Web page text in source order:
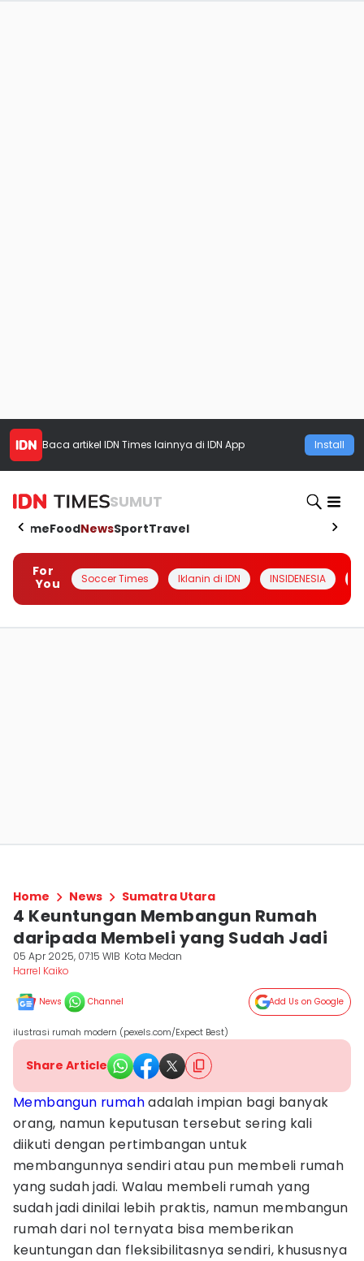
Baca artikel IDN Times lainnya di IDN App Install
SUMUT
HomeFoodNewsSportTravel
For
You
Soccer Times Iklanin di IDN INSIDENESIA
Home News Sumatra Utara
4 Keuntungan Membangun Rumah
daripada Membeli yang Sudah Jadi
05 Apr 2025, 07:15 WIB Kota Medan
Harrel Kaiko
News Channel Add Us on Google
ilustrasi rumah modern (pexels.com/Expect Best)
Share Article
Membangun rumahadalah impian bagi banyak
orang, namun keputusan tersebut sering kali
diikuti dengan pertimbangan untuk
membangunnya sendiri atau pun membeli rumah
yang sudah jadi. Walau membeli rumah yang
sudah jadi dinilai lebih praktis, namun membangun
rumah dari nol ternyata bisa memberikan
keuntungan dan fleksibilitasnya sendiri, khususnya